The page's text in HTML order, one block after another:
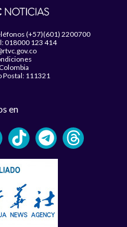
(+57)(601) 2200700
018000 123 414
Postal: 111321
en